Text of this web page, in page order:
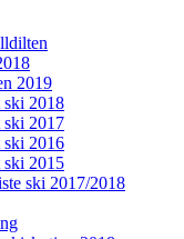
2019
ski 2018
ski 2017
ski 2016
ski 2015
ski 2017/2018